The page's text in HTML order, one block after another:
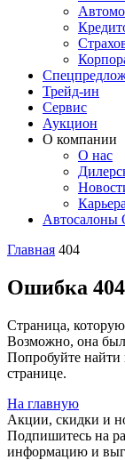
Трейд-ин
Сервис
Аукцион
О компании
О нас
Карьера
Автосалоны
Главная 404
Ошибка 404
Страница,
Возможно, она
Попробуйте
странице.
На главную
Акции, скидки и
Подпишитесь на
информацию и